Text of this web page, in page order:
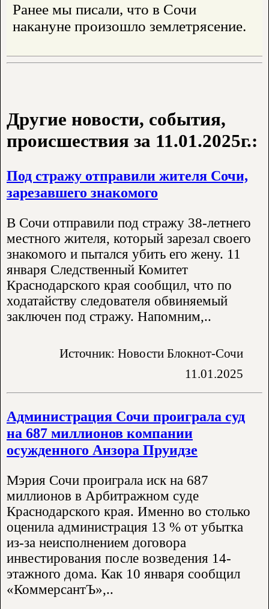
Ранее мы писали, что в Сочи
накануне произошло землетрясение.
Другие новости, события,
происшествия за 11.01.2025г.:
Под стражу отправили жителя Сочи,
зарезавшего знакомого
В Сочи отправили под стражу 38-летнего
местного жителя, который зарезал своего
знакомого и пытался убить его жену. 11
января Следственный Комитет
Краснодарского края сообщил, что по
ходатайству следователя обвиняемый
заключен под стражу. Напомним,..
Источник: Новости Блокнот-Сочи
11.01.2025
Администрация Сочи проиграла суд
на 687 миллионов компании
осужденного Анзора Пруидзе
Мэрия Сочи проиграла иск на 687
миллионов в Арбитражном суде
Краснодарского края. Именно во столько
оценила администрация 13 % от убытка
из-за неисполнением договора
инвестирования после возведения 14-
этажного дома. Как 10 января сообщил
«КоммерсантЪ»,..